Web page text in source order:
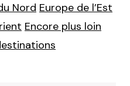
Nord Europe de l’Est
Encore plus loin